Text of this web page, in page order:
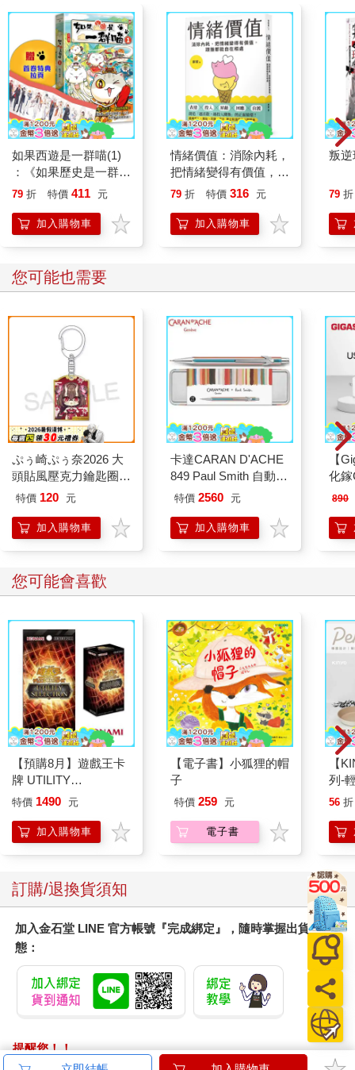
如果西遊是一群喵(1)
：《如果歷史是一群
喵》作者最新力作，附
79 折 特價 411 元
加入購物車
情緒價值：消除內耗，
把情緒變得有價值，跟
誰都能自在相處
79 折 特價 316 元
加入購物車
叛逆
79 折
您可能也需要
ぷぅ崎ぷぅ奈2026 大
頭貼風壓克力鑰匙圈-
Q版楓旗袍ver
特價 120 元
加入購物車
卡達CARAN D'ACHE
849 Paul Smith 自動鉛
筆 ED.5 條紋銀
特價 2560 元
加入購物車
【
化
快
890
您可能會喜歡
【預購8月】遊戲王卡
牌 UTILITY
SELECTION UT-01 補
日文版（一盒）
特價 1490 元
加入購物車
【電子書】小狐狸的帽
子
特價 259 元
電子書
【
列-
平
56 折
訂購/退換貨須知
加入金石堂 LINE 官方帳號『完成綁定』，隨時掌握出貨動
態：
提醒您！！